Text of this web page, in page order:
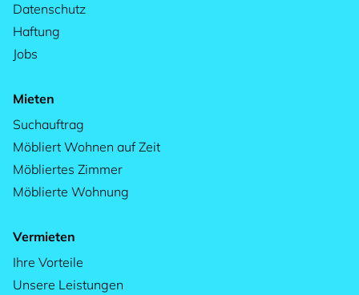
Datenschutz
Haftung
Jobs
Mieten
Suchauftrag
Möbliert Wohnen auf Zeit
Möbliertes Zimmer
Möblierte Wohnung
Vermieten
Ihre Vorteile
Unsere Leistungen